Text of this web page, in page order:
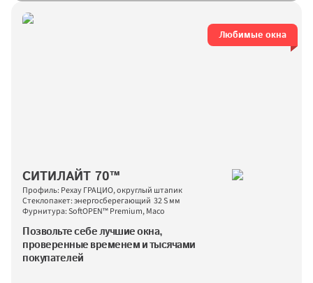
СИТИЛАЙТ 70™
Профиль: Рехау ГРАЦИО, округлый штапик
Стеклопакет: энергосберегающий  32 S мм
Фурнитура: SoftOPEN™ Premium, Maco
Позвольте себе лучшие окна,
проверенные временем и тысячами
покупателей
Любимые окна